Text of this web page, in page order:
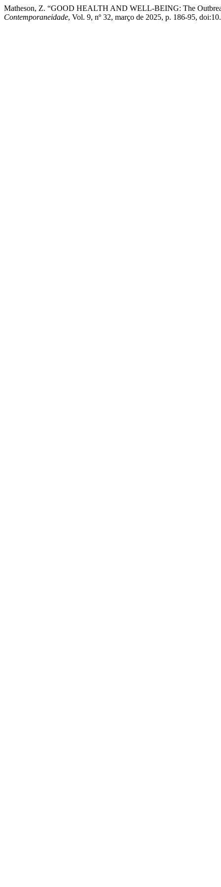
Matheson, Z. “GOOD HEALTH AND WELL-BEING: The
Contemporaneidade, Vol. 9, nº 32, março de 2025, p. 186-95,